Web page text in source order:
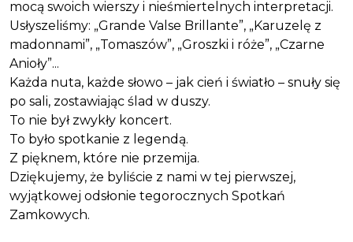
mocą swoich wierszy i nieśmiertelnych interpretacji.
Usłyszeliśmy: „Grande Valse Brillante”, „Karuzelę z
madonnami”, „Tomaszów”, „Groszki i róże”, „Czarne
Anioły”...
Każda nuta, każde słowo – jak cień i światło – snuły się
po sali, zostawiając ślad w duszy.
To nie był zwykły koncert.
To było spotkanie z legendą.
Z pięknem, które nie przemija.
Dziękujemy, że byliście z nami w tej pierwszej,
wyjątkowej odsłonie tegorocznych Spotkań
Zamkowych.